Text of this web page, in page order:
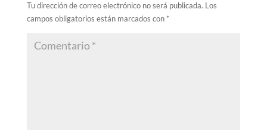
Tu dirección de correo electrónico no será publicada. Los
campos obligatorios están marcados con *